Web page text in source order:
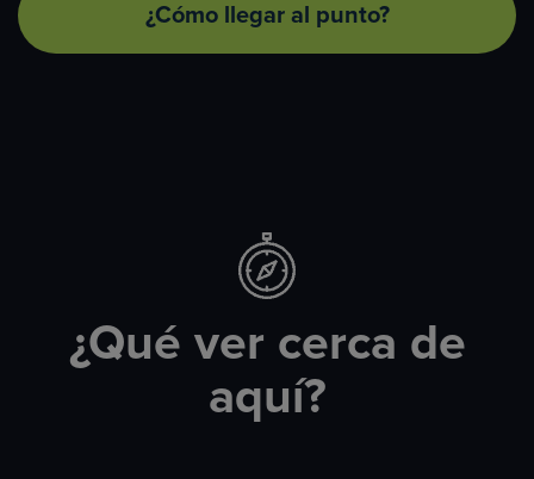
¿Cómo llegar al punto?
¿Qué ver cerca de
aquí?